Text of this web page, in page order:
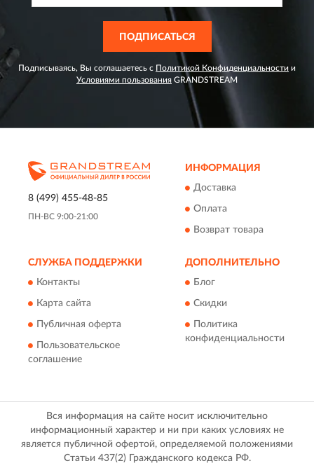
ПОДПИСАТЬСЯ
Подписываясь, Вы соглашаетесь с Политикой Конфиденциальности и
Условиями пользования GRANDSTREAM
8 (499) 455-48-85
ПН-ВС 9:00-21:00
ИНФОРМАЦИЯ
Доставка
Оплата
Возврат товара
СЛУЖБА ПОДДЕРЖКИ
Контакты
Карта сайта
Публичная оферта
Пользовательское
соглашение
ДОПОЛНИТЕЛЬНО
Блог
Скидки
Политика
конфиденциальности
Вся информация на сайте носит исключительно
информационный характер и ни при каких условиях не
является публичной офертой, определяемой положениями
Статьи 437(2) Гражданского кодекса РФ.